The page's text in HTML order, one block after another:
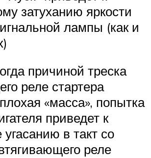
затуханию яркости
лампы (как и
причиной треска
реле стартера
«масса», попытка
приведет к
в такт со
реле